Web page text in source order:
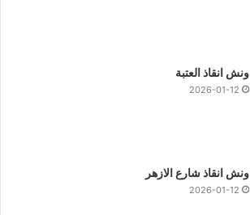
ونش انقاذ العتبة
2026-01-12
ونش انقاذ شارع الازهر
2026-01-12